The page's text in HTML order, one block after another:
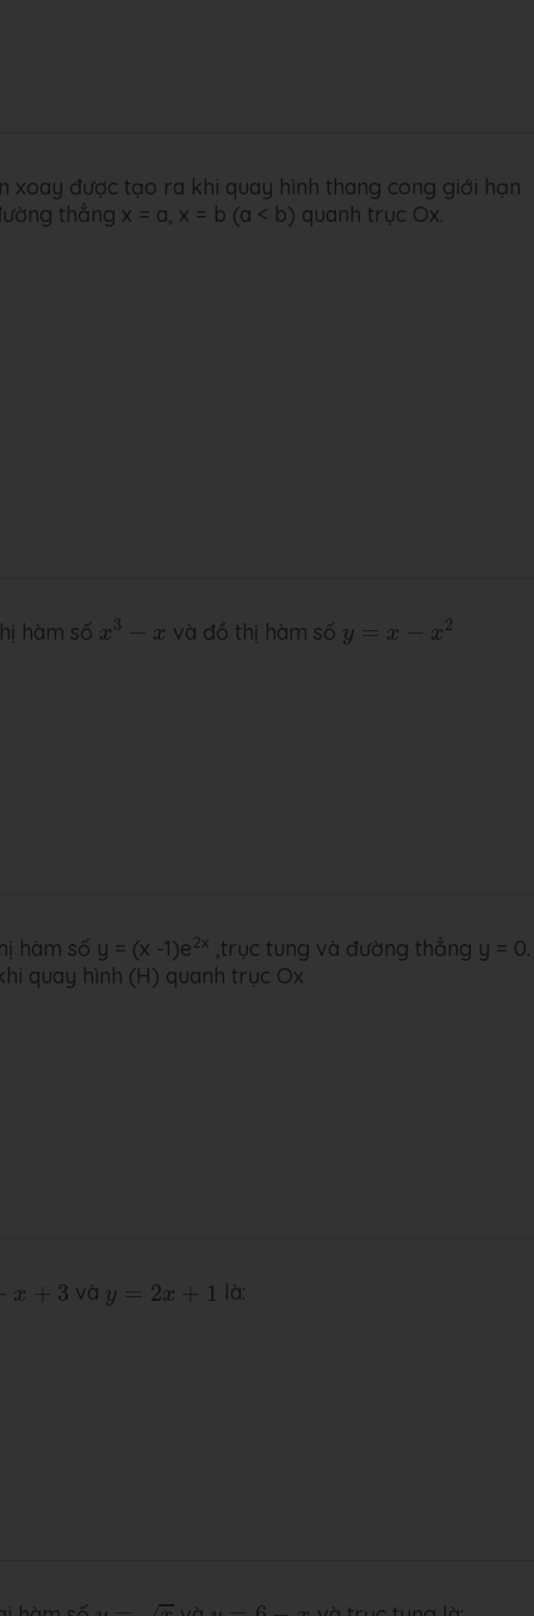
xoay được tạo ra khi quay hình thang cong giới hạn
thẳng x = a, x = b (a < b) quanh trục Ox.
hàm số x3 − x
3 và đồ thị hàm số y = x − x2
hàm số y = (x -1)e2x ,trục tung và đường thẳng y = 0.
quay hình (H) quanh trục Ox
x + 3 và y = 2x + 1
y x+1 là:
y =6 −x